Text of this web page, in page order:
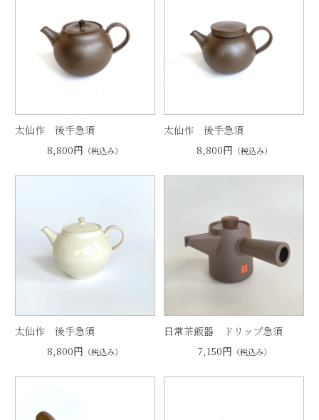
太仙作 後手急須
8,800円 （税込み）
太仙作 後手急須
8,800円 （税込み）
太仙作 後手急須
8,800円 （税込み）
日常茶飯器 ドリップ急須
7,150円 （税込み）